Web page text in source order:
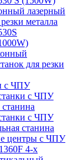
лазерный
металла
для резки
с ЧПУ
с ЧПУ
с ЧПУ
станина
центры с ЧПУ
4-x